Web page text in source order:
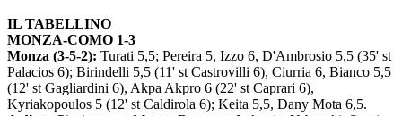
IL TABELLINO
MONZA-COMO 1-3
Monza (3-5-2): Turati 5,5; Pereira 5, Izzo 6, D'Ambrosio 5,5 (35' st
Palacios 6); Birindelli 5,5 (11' st Castrovilli 6), Ciurria 6, Bianco 5,5
(12' st Gagliardini 6), Akpa Akpro 6 (22' st Caprari 6),
Kyriakopoulos 5 (12' st Caldirola 6); Keita 5,5, Dany Mota 6,5.